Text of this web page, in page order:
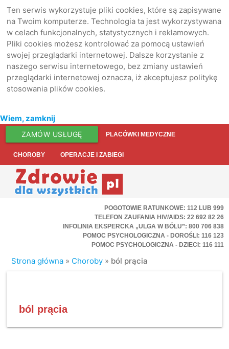
Ten serwis wykorzystuje pliki cookies, które są zapisywane
na Twoim komputerze. Technologia ta jest wykorzystywana
w celach funkcjonalnych, statystycznych i reklamowych.
Pliki cookies możesz kontrolować za pomocą ustawień
swojej przeglądarki internetowej. Dalsze korzystanie z
naszego serwisu internetowego, bez zmiany ustawień
przeglądarki internetowej oznacza, iż akceptujesz politykę
stosowania plików cookies.
Wiem, zamknij
ZAMÓW USŁUGĘ PLACÓWKI MEDYCZNE
CHOROBY OPERACJE I ZABIEGI
POGOTOWIE RATUNKOWE: 112 LUB 999
TELEFON ZAUFANIA HIV/AIDS: 22 692 82 26
INFOLINIA EKSPERCKA „ULGA W BÓLU”: 800 706 838
POMOC PSYCHOLOGICZNA - DOROŚLI: 116 123
POMOC PSYCHOLOGICZNA - DZIECI: 116 111
Strona główna » Choroby » ból prącia
ból prącia